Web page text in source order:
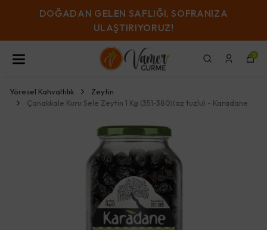
DOĞADAN GELEN SAFLIĞI, SOFRANIZA
ULAŞTIRIYORUZ!
0
Yöresel Kahvaltılık
Zeytin
Çanakkale Kuru Sele Zeytin 1 Kg (351-380)(az tuzlu) - Karadane